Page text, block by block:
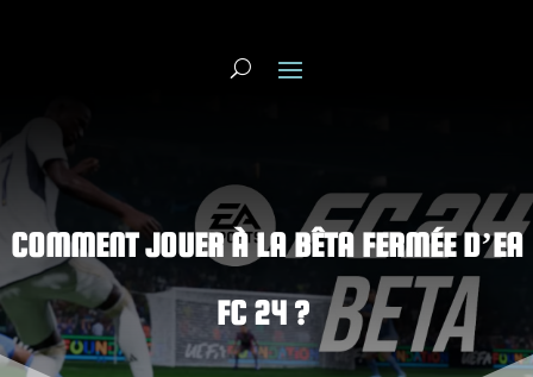
COMMENT JOUER À LA BÊTA FERMÉE D’EA
FC 24 ?